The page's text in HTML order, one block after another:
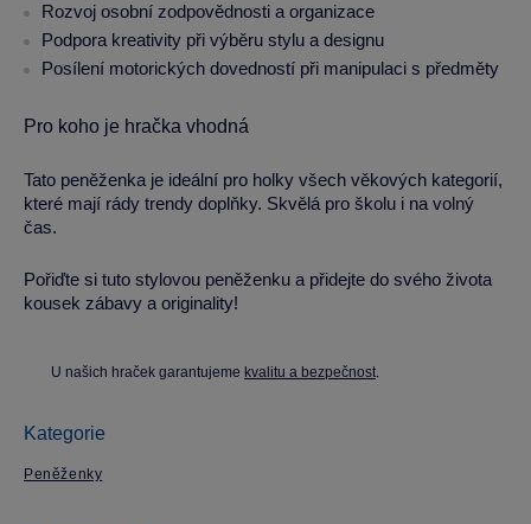
Rozvoj osobní zodpovědnosti a organizace
Podpora kreativity při výběru stylu a designu
Posílení motorických dovedností při manipulaci s předměty
Pro koho je hračka vhodná
Tato peněženka je ideální pro holky všech věkových kategorií,
které mají rády trendy doplňky. Skvělá pro školu i na volný
čas.
Pořiďte si tuto stylovou peněženku a přidejte do svého života
kousek zábavy a originality!
U našich hraček garantujeme kvalitu a bezpečnost.
Kategorie
Peněženky